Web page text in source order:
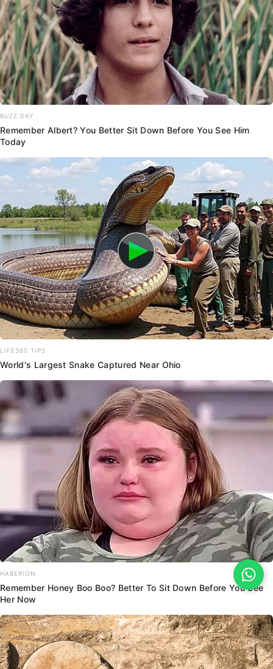
BUZZ DAY
Remember Albert? You Better Sit Down Before You See Him
Today
LIFE360 TIPS
World's Largest Snake Captured Near Ohio
HABERION
Remember Honey Boo Boo? Better To Sit Down Before You See
Her Now